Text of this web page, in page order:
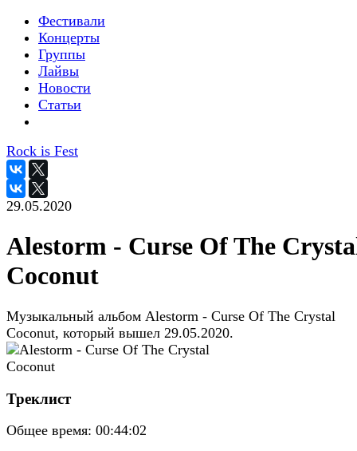
Фестивали
Концерты
Группы
Лайвы
Новости
Статьи
Rock is Fest
29.05.2020
Alestorm - Curse Of The
Coconut
Музыкальный альбом Alestorm - Curse Of The Crystal
Coconut, который вышел 29.05.2020.
Треклист
Общее время: 00:44:02